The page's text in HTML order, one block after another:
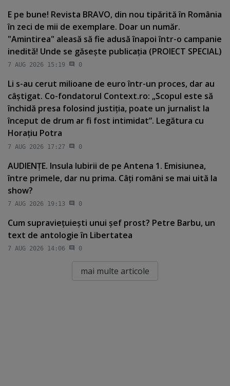
E pe bune! Revista BRAVO, din nou tipărită în România
în zeci de mii de exemplare. Doar un număr.
"Amintirea" aleasă să fie adusă înapoi într-o campanie
inedită! Unde se găseşte publicaţia (PROIECT SPECIAL)
7 AUG 2026 15:19 0
Li s-au cerut milioane de euro într-un proces, dar au
câştigat. Co-fondatorul Context.ro: „Scopul este să
închidă presa folosind justiţia, poate un jurnalist la
început de drum ar fi fost intimidat”. Legătura cu
Horaţiu Potra
7 AUG 2026 17:27 0
AUDIENŢE. Insula Iubirii de pe Antena 1. Emisiunea,
între primele, dar nu prima. Câţi români se mai uită la
show?
7 AUG 2026 19:13 0
Cum supravieţuieşti unui şef prost? Petre Barbu, un
text de antologie în Libertatea
7 AUG 2026 14:06 0
mai multe articole